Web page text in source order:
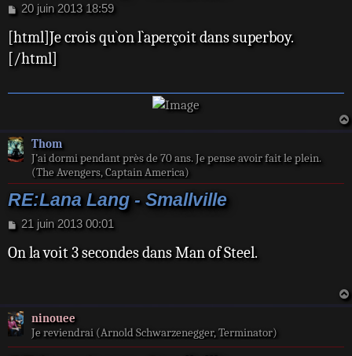
M
s
s
a
e
20 juin 2013 18:59
[html]Je crois qu`on l`aperçoit dans superboy.
[/html]
Thom
J’ai dormi pendant près de 70 ans. Je pense avoir fait le plein.
(The Avengers, Captain America)
RE:Lana Lang - Smallville
M
s
21 juin 2013 00:01
On la voit 3 secondes dans Man of Steel.
ninouee
Je reviendrai (Arnold Schwarzenegger, Terminator)